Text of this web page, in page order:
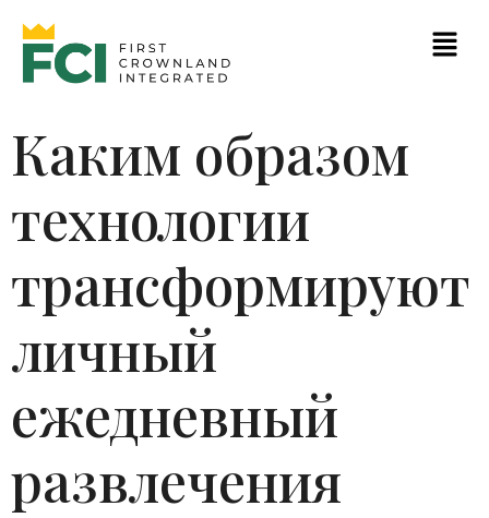
Каким образом
технологии
трансформируют
личный
ежедневный
развлечения